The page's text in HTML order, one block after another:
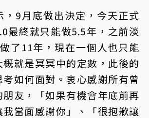
，9月底做出決定，今天正式
最終就只能做5.5年，之前淡
了11年，現在一個人也只能
就是冥冥中的定數，此後的
如何面對。衷心感謝所有曾
友，「如果有機會年底前再
我當面感謝你」、「很抱歉讓